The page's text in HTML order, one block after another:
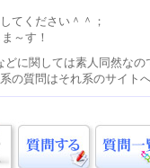
てください＾＾；
～す！
どに関しては素人同然な
の質問はそれ系のサイト